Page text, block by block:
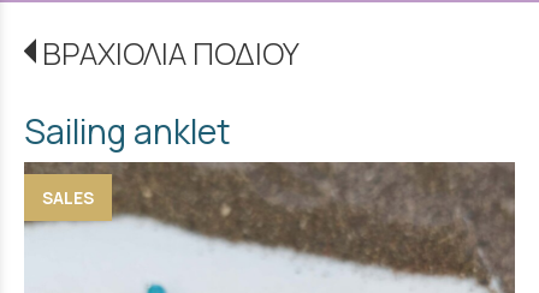
ΒΡΑΧΙΟΛΙΑ ΠΟΔΙΟΥ
Sailing anklet
SALES